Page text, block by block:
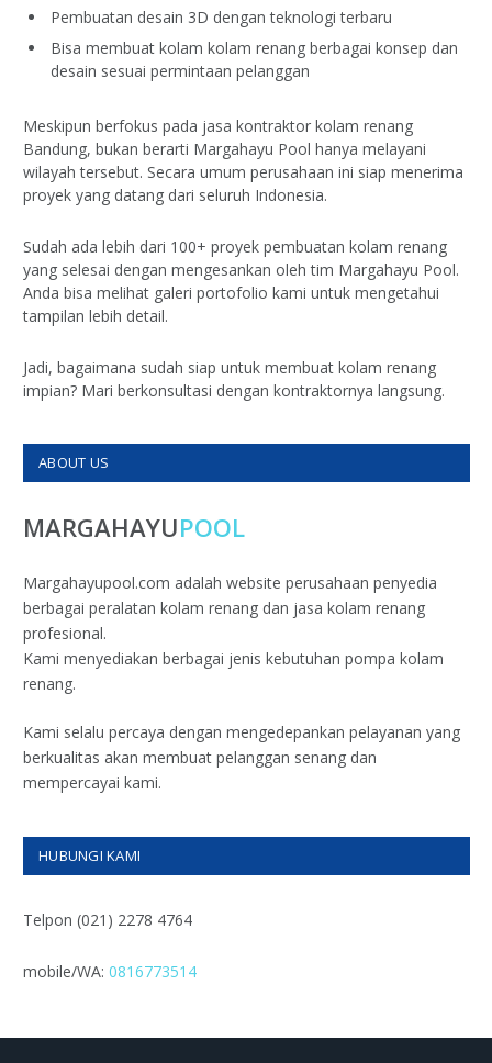
Pembuatan desain 3D dengan teknologi terbaru
Bisa membuat kolam kolam renang berbagai konsep dan
desain sesuai permintaan pelanggan
Meskipun berfokus pada jasa kontraktor kolam renang
Bandung, bukan berarti Margahayu Pool hanya melayani
wilayah tersebut. Secara umum perusahaan ini siap menerima
proyek yang datang dari seluruh Indonesia.
Sudah ada lebih dari 100+ proyek pembuatan kolam renang
yang selesai dengan mengesankan oleh tim Margahayu Pool.
Anda bisa melihat galeri portofolio kami untuk mengetahui
tampilan lebih detail.
Jadi, bagaimana sudah siap untuk membuat kolam renang
impian? Mari berkonsultasi dengan kontraktornya langsung.
ABOUT US
MARGAHAYUPOOL
Margahayupool.com adalah website perusahaan penyedia
berbagai peralatan kolam renang dan jasa kolam renang
profesional.
Kami menyediakan berbagai jenis kebutuhan pompa kolam
renang.
Kami selalu percaya dengan mengedepankan pelayanan yang
berkualitas akan membuat pelanggan senang dan
mempercayai kami.
HUBUNGI KAMI
Telpon (021) 2278 4764
mobile/WA: 0816773514